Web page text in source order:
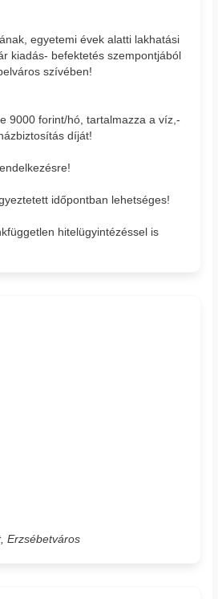
egyetemi évek alatti lakhatási
kiadás- befektetés szempontjából
szívében!
9000 forint/hó, tartalmazza a víz,-
díját!
időpontban lehetséges!
hitelügyintézéssel is
Erzsébetváros